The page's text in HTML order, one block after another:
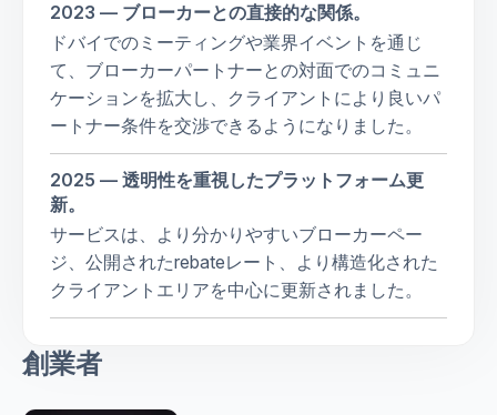
2023 — ブローカーとの直接的な関係。
ドバイでのミーティングや業界イベントを通じ
て、ブローカーパートナーとの対面でのコミュニ
ケーションを拡大し、クライアントにより良いパ
ートナー条件を交渉できるようになりました。
2025 — 透明性を重視したプラットフォーム更
新。
サービスは、より分かりやすいブローカーペー
ジ、公開されたrebateレート、より構造化された
クライアントエリアを中心に更新されました。
創業者